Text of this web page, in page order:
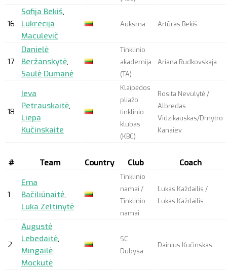
16
Sofija Bekiš,
Lukrecija
Maculevič
Auksma Artūras Bekiš
17
Danielė
Beržanskytė,
Saulė Dumanė
Tinklinio
akademija
(TA)
Ariana Rudkovskaja
18
Ieva
Petrauskaitė,
Liepa
Kučinskaite
Klaipėdos
pliažo
tinklinio
klubas
(KBC)
Rosita Nevulytė /
Albredas
Vidzikauskas/Dmytro
Kanaiev
# Team Country Club Coach
1
Ema
Bačiliūnaitė,
Luka Zeltinytė
Tinklinio
namai /
Tinklinio
namai
Lukas Každailis /
Lukas Každailis
2
Augustė
Lebedaitė,
Mingailė
Mockutė
SC
Dubysa
Dainius Kučinskas